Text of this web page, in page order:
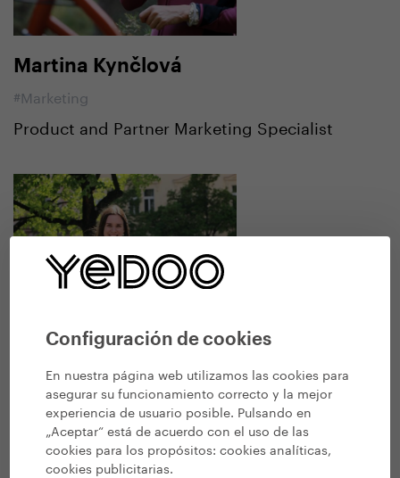
Configuración de cookies
En nuestra página web utilizamos las cookies para
asegurar su funcionamiento correcto y la mejor
experiencia de usuario posible. Pulsando en
„Aceptar“ está de acuerdo con el uso de las
cookies para los propósitos:cookies analíticas,
cookies publicitarias.
Martina Kynčlová
#Marketing
Product and Partner Marketing Specialist
Kateřina Fryčová
#Marketing